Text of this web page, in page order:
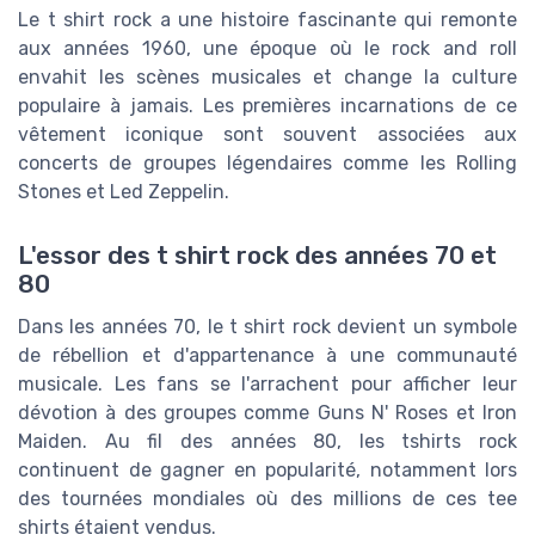
Le t shirt rock a une histoire fascinante qui remonte
aux années 1960, une époque où le rock and roll
envahit les scènes musicales et change la culture
populaire à jamais. Les premières incarnations de ce
vêtement iconique sont souvent associées aux
concerts de groupes légendaires comme les Rolling
Stones et Led Zeppelin.
L'essor des t shirt rock des années 70 et
80
Dans les années 70, le t shirt rock devient un symbole
de rébellion et d'appartenance à une communauté
musicale. Les fans se l'arrachent pour afficher leur
dévotion à des groupes comme Guns N' Roses et Iron
Maiden. Au fil des années 80, les tshirts rock
continuent de gagner en popularité, notamment lors
des tournées mondiales où des millions de ces tee
shirts étaient vendus.